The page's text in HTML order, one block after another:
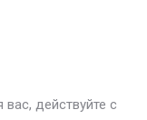
действуйте с